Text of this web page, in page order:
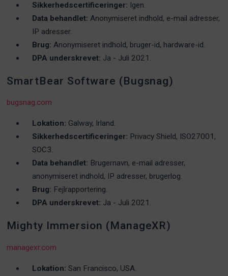
Sikkerhedscertificeringer: Igen.
Data behandlet: Anonymiseret indhold, e-mail adresser,
IP adresser.
Brug: Anonymiseret indhold, bruger-id, hardware-id.
DPA underskrevet: Ja - Juli 2021.
SmartBear Software (Bugsnag)
bugsnag.com
Lokation: Galway, Irland.
Sikkerhedscertificeringer: Privacy Shield, ISO27001,
SOC3.
Data behandlet: Brugernavn, e-mail adresser,
anonymiseret indhold, IP adresser, brugerlog.
Brug: Fejlrapportering.
DPA underskrevet: Ja - Juli 2021.
Mighty Immersion (ManageXR)
managexr.com
Lokation: San Francisco, USA.